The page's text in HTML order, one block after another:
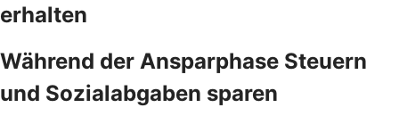
erhalten
Während der Ansparphase Steuern
und Sozialabgaben sparen